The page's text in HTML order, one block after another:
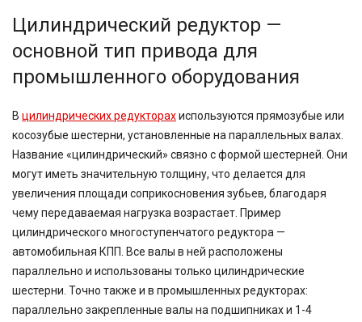
Цилиндрический редуктор —
основной тип привода для
промышленного оборудования
В цилиндрических редукторахиспользуются прямозубые или
косозубые шестерни, установленные на параллельных валах.
Название «цилиндрический» связно с формой шестерней. Они
могут иметь значительную толщину, что делается для
увеличения площади соприкосновения зубьев, благодаря
чему передаваемая нагрузка возрастает. Пример
цилиндрического многоступенчатого редуктора —
автомобильная КПП. Все валы в ней расположены
параллельно и использованы только цилиндрические
шестерни. Точно также и в промышленных редукторах:
параллельно закрепленные валы на подшипниках и 1-4